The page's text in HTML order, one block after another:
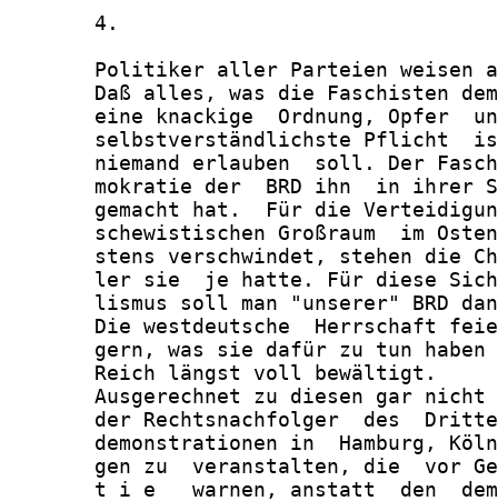
       4.
Politiker aller Parteien weisen
Daß alles, was die Faschisten
eine knackige  Ordnung, Opfer
selbstverständlichste Pflicht
niemand erlauben  soll. Der
mokratie der  BRD ihn  in ihrer
gemacht hat.  Für die
schewistischen Großraum  im
stens verschwindet, stehen die
ler sie  je hatte. Für diese
lismus soll man "unserer" BRD
Die westdeutsche  Herrschaft
gern, was sie dafür zu tun
       Reich längst voll bewältigt.
Ausgerechnet zu diesen gar
der Rechtsnachfolger  des
demonstrationen in  Hamburg,
gen zu  veranstalten, die  vor
t i e   warnen, anstatt  den